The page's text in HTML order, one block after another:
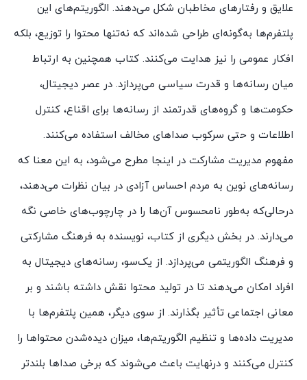
علایق و رفتارهای مخاطبان شکل می‌دهند. الگوریتم‌های این
پلتفرم‌ها به‌گونه‌ای طراحی شده‌اند که نه‌تنها محتوا را توزیع، بلکه
افکار عمومی را نیز هدایت می‌کنند. کتاب همچنین به ارتباط
میان رسانه‌ها و قدرت سیاسی می‌پردازد. در عصر دیجیتال،
حکومت‌ها و گروه‌های قدرتمند از رسانه‌ها برای اقناع، کنترل
اطلاعات و حتی سرکوب صداهای مخالف استفاده می‌کنند.
مفهوم مدیریت مشارکت در اینجا مطرح می‌شود، به این معنا که
رسانه‌های نوین به مردم احساس آزادی در بیان نظرات می‌دهند،
درحالی‌که به‌طور نامحسوس آن‌ها را در چارچوب‌های خاصی نگه
می‌دارند. در بخش دیگری از کتاب، نویسنده به فرهنگ مشارکتی
و فرهنگ الگوریتمی می‌پردازد. از یک‌سو، رسانه‌های دیجیتال به
افراد امکان می‌دهند تا در تولید محتوا نقش داشته باشند و بر
معانی اجتماعی تأثیر بگذارند. از سوی دیگر، همین پلتفرم‌ها با
مدیریت داده‌ها و تنظیم الگوریتم‌ها، میزان دیده‌شدن محتواها را
کنترل می‌کنند و درنهایت باعث می‌شوند که برخی صداها بلندتر